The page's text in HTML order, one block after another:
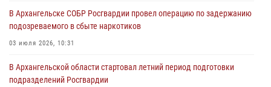
В Архангельске СОБР Росгвардии провел операцию по задержанию
подозреваемого в сбыте наркотиков
03 июля 2026, 10:31
В Архангельской области стартовал летний период подготовки
подразделений Росгвардии